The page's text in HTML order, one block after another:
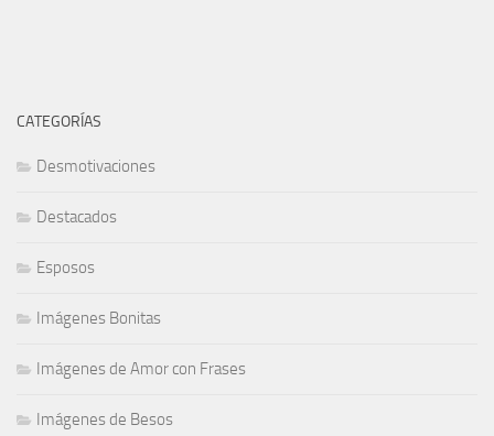
CATEGORÍAS
Desmotivaciones
Destacados
Esposos
Imágenes Bonitas
Imágenes de Amor con Frases
Imágenes de Besos